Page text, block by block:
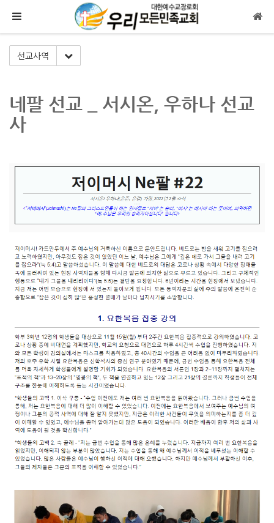
선교사역 Toggle Dropdown
네팔 선교 _ 서시온, 우하나 선교
사